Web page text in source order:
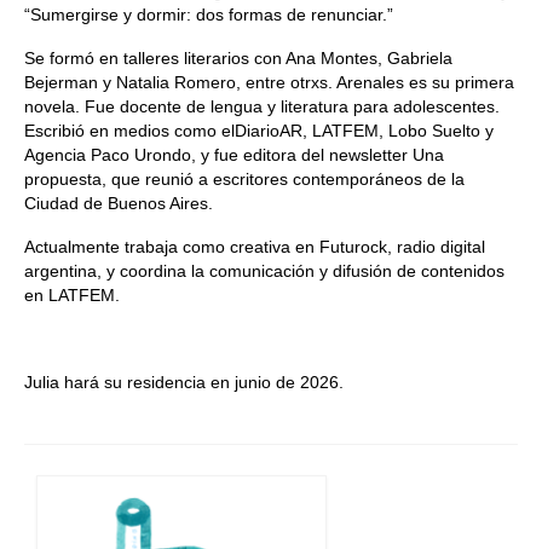
“Sumergirse y dormir: dos formas de renunciar.”
Se formó en talleres literarios con Ana Montes, Gabriela
Bejerman y Natalia Romero, entre otrxs. Arenales es su primera
novela. Fue docente de lengua y literatura para adolescentes.
Escribió en medios como elDiarioAR, LATFEM, Lobo Suelto y
Agencia Paco Urondo, y fue editora del newsletter Una
propuesta, que reunió a escritores contemporáneos de la
Ciudad de Buenos Aires.
Actualmente trabaja como creativa en Futurock, radio digital
argentina, y coordina la comunicación y difusión de contenidos
en LATFEM.
Julia hará su residencia en junio de 2026.